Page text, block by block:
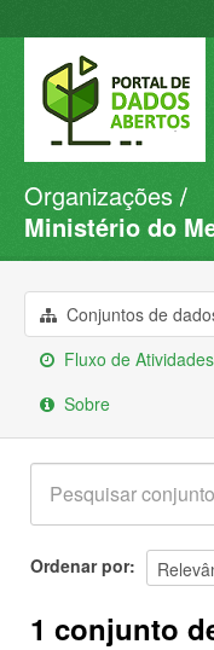
Conjuntos de dados
Organizações
Sobre
Organizações
Ministério do
Conjuntos de
Fluxo de Atividades
Sobre
Ordenar por
1 conjunto